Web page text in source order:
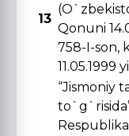
13
Qonuni
758-I-son,
11.05.1999 yil
“Jismoniy